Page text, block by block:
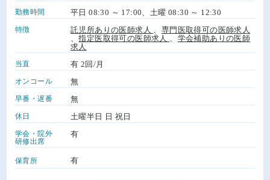
勤務時間 平日 08:30 ～ 17:00、土曜 08:30 ～ 12:30
特徴 託児所ありの医師求人
専門医取得可の医師求人
、指定医取得可の医師求人
学会補助ありの医師
求人
当直 有 2回/月
オンコール 無
早番・遅番 無
休日 土曜半日 日 祝日
学会・院外
研修出席
有
保育所 有